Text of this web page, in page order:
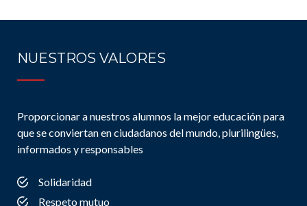
NUESTROS VALORES
Proporcionar a nuestros alumnos la mejor educación para
que se conviertan en ciudadanos del mundo, plurilingües,
informados y responsables
Solidaridad
Respeto mutuo